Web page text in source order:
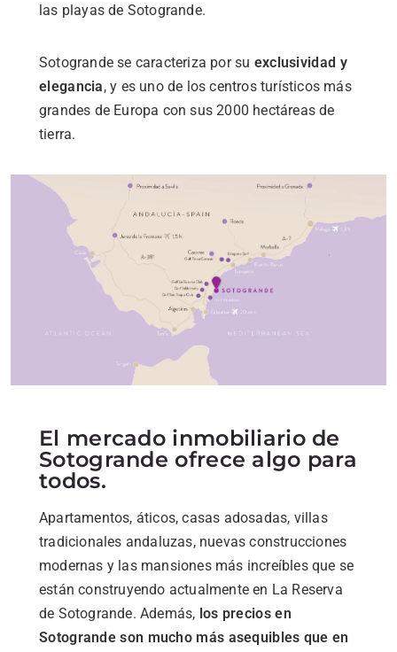
las playas de Sotogrande.
Sotogrande se caracteriza por su exclusividad y
elegancia, y es uno de los centros turísticos más
grandes de Europa con sus 2000 hectáreas de
tierra.
El mercado inmobiliario de
Sotogrande ofrece algo para
todos.
Apartamentos, áticos, casas adosadas, villas
tradicionales andaluzas, nuevas construcciones
modernas y las mansiones más increíbles que se
están construyendo actualmente en La Reserva
de Sotogrande. Además, los precios en
Sotogrande son mucho más asequibles que en